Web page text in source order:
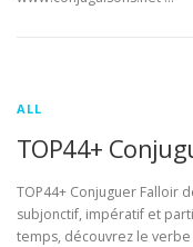
ALL
TOP44+
TOP44+ Conjuguer Falloir
subjonctif, impératif et
temps, découvrez le